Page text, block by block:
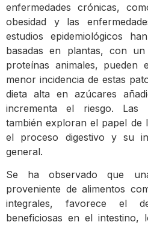
enfermedades crónicas,
obesidad y las
estudios epidemiológicos
basadas en plantas, con
proteínas animales, pueden
menor incidencia de estas
dieta alta en azúcares
incrementa el riesgo. Las
también exploran el papel de
el proceso digestivo y su
general.
Se ha observado que
proveniente de alimentos
integrales, favorece el
beneficiosas en el